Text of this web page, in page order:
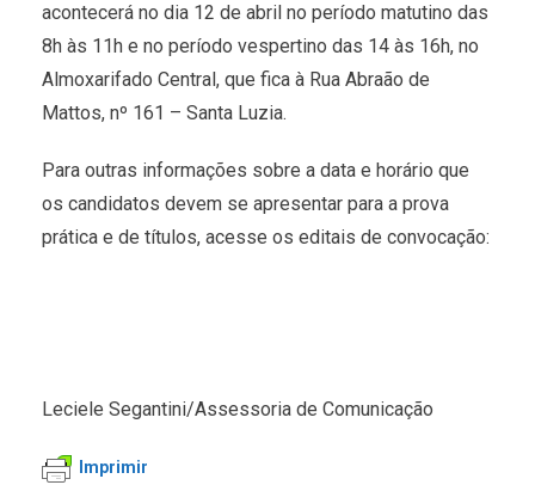
acontecerá no dia 12 de abril no período matutino das
8h às 11h e no período vespertino das 14 às 16h, no
Almoxarifado Central, que fica à Rua Abraão de
Mattos, nº 161 – Santa Luzia.
Para outras informações sobre a data e horário que
os candidatos devem se apresentar para a prova
prática e de títulos, acesse os editais de convocação:
Leciele Segantini/Assessoria de Comunicação
Imprimir